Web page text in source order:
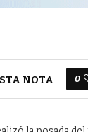
NOTA 0